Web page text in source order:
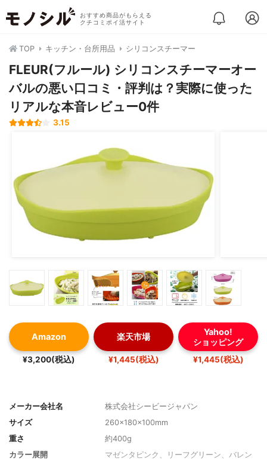
おすすめ商品がもらえる
クチコミポイ活サイト
TOP キッチン・台所用品 シリコンスチーマー
FLEUR(フルール) シリコンスチーマーオー
バルの悪い口コミ・評判は？実際に使った
リアルな本音レビュー0件
3.15
Amazon
¥3,200(税込)
楽天市場
¥1,445(税込)
Yahoo!
ショッピング
¥1,445(税込)
メーカー会社名
株式会社シービージャパン
サイズ
260×180×100mm
重さ
約400g
カラー展開
マゼンタピンク、リーフグリーン、バレン